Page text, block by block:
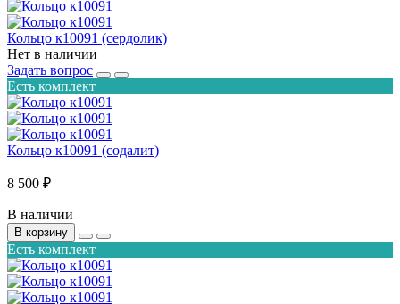
Кольцо к10091 (сердолик)
Нет в наличии
Задать вопрос
Есть комплект
Кольцо к10091 (содалит)
8 500 ₽
В наличии
В корзину
Есть комплект